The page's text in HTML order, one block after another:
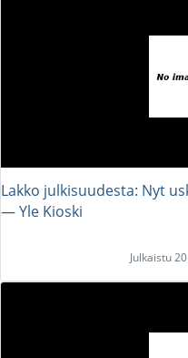
Lakko julkisuudesta: Nyt
― Yle Kioski
Julkaistu